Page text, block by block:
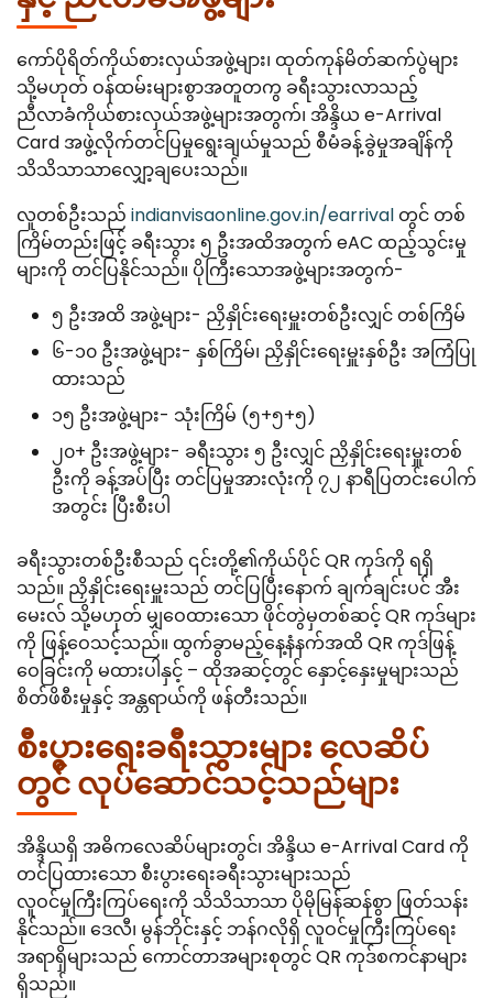
ကော်ပိုရိတ်ကိုယ်စားလှယ်အဖွဲ့များ၊ ထုတ်ကုန်မိတ်ဆက်ပွဲများ
သို့မဟုတ် ဝန်ထမ်းများစွာအတူတကွ ခရီးသွားလာသည့်
ညီလာခံကိုယ်စားလှယ်အဖွဲ့များအတွက်၊ အိန္ဒိယ e-Arrival
Card အဖွဲ့လိုက်တင်ပြမှုရွေးချယ်မှုသည် စီမံခန့်ခွဲမှုအချိန်ကို
သိသိသာသာလျှော့ချပေးသည်။
လူတစ်ဦးသည် indianvisaonline.gov.in/earrival တွင် တစ်
ကြိမ်တည်းဖြင့် ခရီးသွား ၅ ဦးအထိအတွက် eAC ထည့်သွင်းမှု
များကို တင်ပြနိုင်သည်။ ပိုကြီးသောအဖွဲ့များအတွက်-
၅ ဦးအထိ အဖွဲ့များ- ညှိနှိုင်းရေးမှူးတစ်ဦးလျှင် တစ်ကြိမ်
၆-၁၀ ဦးအဖွဲ့များ- နှစ်ကြိမ်၊ ညှိနှိုင်းရေးမှူးနှစ်ဦး အကြံပြု
ထားသည်
၁၅ ဦးအဖွဲ့များ- သုံးကြိမ် (၅+၅+၅)
၂၀+ ဦးအဖွဲ့များ- ခရီးသွား ၅ ဦးလျှင် ညှိနှိုင်းရေးမှူးတစ်
ဦးကို ခန့်အပ်ပြီး တင်ပြမှုအားလုံးကို ၇၂ နာရီပြတင်းပေါက်
အတွင်း ပြီးစီးပါ
ခရီးသွားတစ်ဦးစီသည် ၎င်းတို့၏ကိုယ်ပိုင် QR ကုဒ်ကို ရရှိ
သည်။ ညှိနှိုင်းရေးမှူးသည် တင်ပြပြီးနောက် ချက်ချင်းပင် အီး
မေးလ် သို့မဟုတ် မျှဝေထားသော ဖိုင်တွဲမှတစ်ဆင့် QR ကုဒ်များ
ကို ဖြန့်ဝေသင့်သည်။ ထွက်ခွာမည့်နေ့နံနက်အထိ QR ကုဒ်ဖြန့်
ဝေခြင်းကို မထားပါနှင့် – ထိုအဆင့်တွင် နှောင့်နှေးမှုများသည်
စိတ်ဖိစီးမှုနှင့် အန္တရာယ်ကို ဖန်တီးသည်။
စီးပွားရေးခရီးသွားများ လေဆိပ်
တွင် လုပ်ဆောင်သင့်သည်များ
အိန္ဒိယရှိ အဓိကလေဆိပ်များတွင်၊ အိန္ဒိယ e-Arrival Card ကို
တင်ပြထားသော စီးပွားရေးခရီးသွားများသည်
လူဝင်မှုကြီးကြပ်ရေးကို သိသိသာသာ ပိုမိုမြန်ဆန်စွာ ဖြတ်သန်း
နိုင်သည်။ ဒေလီ၊ မွန်ဘိုင်းနှင့် ဘန်ဂလိုရှိ လူဝင်မှုကြီးကြပ်ရေး
အရာရှိများသည် ကောင်တာအများစုတွင် QR ကုဒ်စကင်နာများ
ရှိသည်။